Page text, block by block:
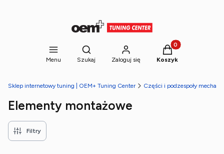
Menu
Otwórz wyszukiwarkę
Szukaj Zaloguj się
Produkty w
Koszyk
Sklep internetowy tuning | OEM+ Tuning Center Części i podzespoły
Elementy montażowe
Filtry